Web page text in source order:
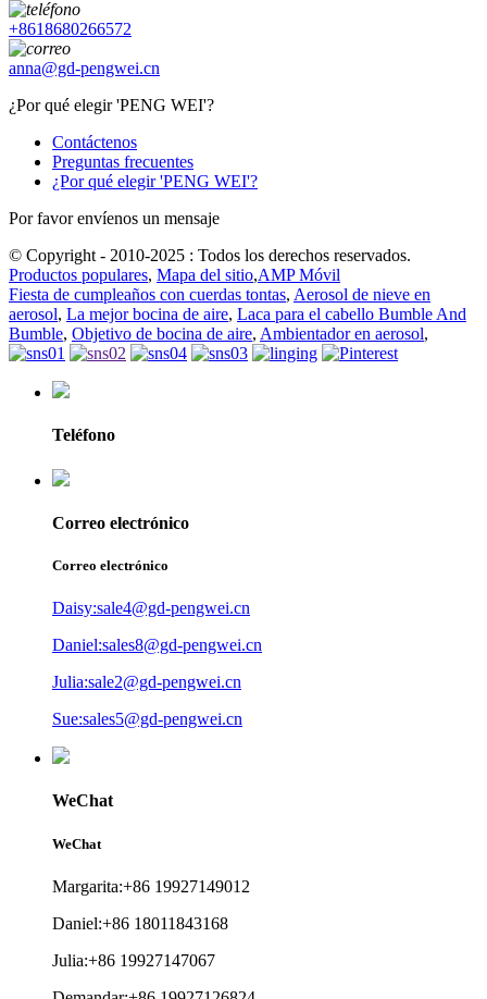
+8618680266572
anna@gd-pengwei.cn
¿Por qué elegir 'PENG WEI'?
Contáctenos
Preguntas frecuentes
¿Por qué elegir 'PENG WEI'?
Por favor envíenos un mensaje
© Copyright - 2010-2025 : Todos los derechos reservados.
Productos populares, Mapa del sitio,AMP Móvil
Fiesta de cumpleaños con cuerdas tontas, Aerosol de nieve en
aerosol, La mejor bocina de aire, Laca para el cabello Bumble And
Bumble, Objetivo de bocina de aire, Ambientador en aerosol,
Teléfono
Correo electrónico
Correo electrónico
Daisy:sale4@gd-pengwei.cn
Daniel:sales8@gd-pengwei.cn
Julia:sale2@gd-pengwei.cn
Sue:sales5@gd-pengwei.cn
WeChat
WeChat
Margarita:+86 19927149012
Daniel:+86 18011843168
Julia:+86 19927147067